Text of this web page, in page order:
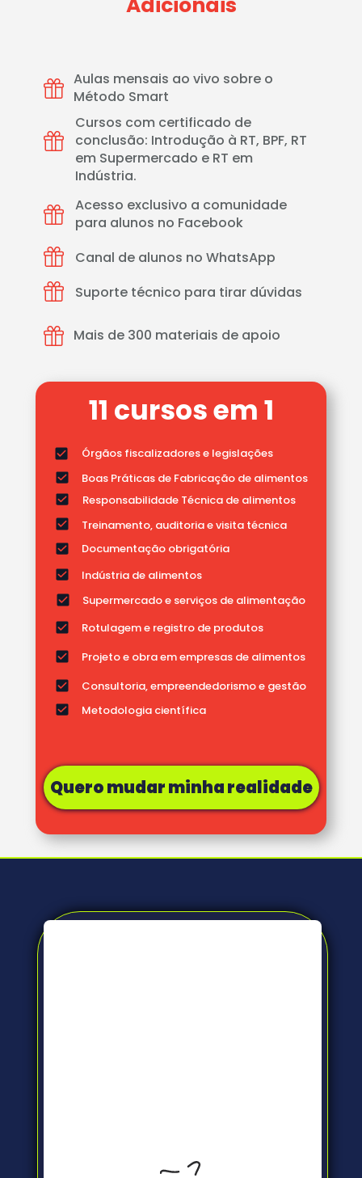
11 cursos em 1
Órgãos fiscalizadores e legislações
Boas Práticas de Fabricação de alimentos
Responsabilidade Técnica de alimentos
Treinamento, auditoria e visita técnica
Documentação obrigatória
Indústria de alimentos
Aulas mensais ao vivo sobre o
Método Smart
Supermercado e serviços de alimentação
Mais de 300 materiais de apoio
Cursos com certificado de
conclusão: Introdução à RT, BPF, RT
em Supermercado e RT em
Indústria.
Rotulagem e registro de produtos
Acesso exclusivo a comunidade
para alunos no Facebook
Consultoria, empreendedorismo e gestão
Canal de alunos no WhatsApp
Metodologia científica
Suporte técnico para tirar dúvidas
Quero mudar minha realidade